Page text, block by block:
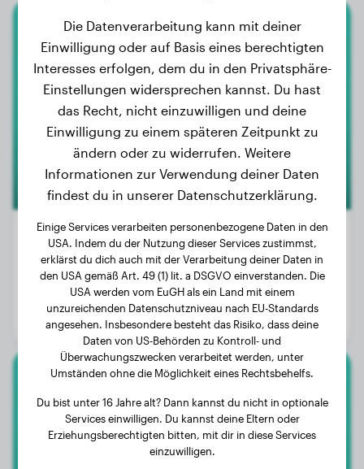
Malinois
Thaï
Gewicht:
27 kg
3 Jahre
Geschlecht:
Rüde
Nori
Die Datenverarbeitung kann mit deiner
Einwilligung oder auf Basis eines berechtigten
Interesses erfolgen, dem du in den Privatsphäre-
Einstellungen widersprechen kannst. Du hast
das Recht, nicht einzuwilligen und deine
Einwilligung zu einem späteren Zeitpunkt zu
ändern oder zu widerrufen. Weitere
Informationen zur Verwendung deiner Daten
findest du in unserer Datenschutzerklärung.
Einige Services verarbeiten personenbezogene Daten in den
USA. Indem du der Nutzung dieser Services zustimmst,
erklärst du dich auch mit der Verarbeitung deiner Daten in
den USA gemäß Art. 49 (1) lit. a DSGVO einverstanden. Die
USA werden vom EuGH als ein Land mit einem
unzureichenden Datenschutzniveau nach EU-Standards
angesehen. Insbesondere besteht das Risiko, dass deine
Daten von US-Behörden zu Kontroll- und
Überwachungszwecken verarbeitet werden, unter
Umständen ohne die Möglichkeit eines Rechtsbehelfs.
Du bist unter 16 Jahre alt? Dann kannst du nicht in optionale
Services einwilligen. Du kannst deine Eltern oder
Erziehungsberechtigten bitten, mit dir in diese Services
einzuwilligen.